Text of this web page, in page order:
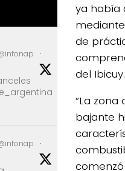
ya había
de
del Ibicuy.
“La
bajante
·
·